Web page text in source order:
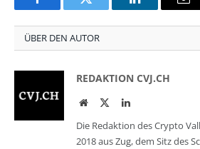
FacebookTwitter LinkedIn
ÜBER DEN AUTOR
REDAKTION CVJ.CH
WebsiteTwitterLinkedIn
Die Redaktion des Crypto
2018 aus Zug, dem Sitz des